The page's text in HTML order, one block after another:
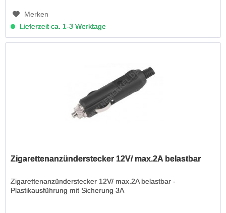
Merken
Lieferzeit ca. 1-3 Werktage
Zigarettenanzünderstecker 12V/ max.2A belastbar
Zigarettenanzünderstecker 12V/ max.2A belastbar -
Plastikausführung mit Sicherung 3A